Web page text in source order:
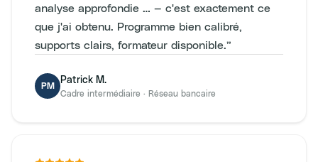
analyse approfondie … — c'est exactement ce
que j'ai obtenu. Programme bien calibré,
supports clairs, formateur disponible.”
PM
Patrick M.
Cadre intermédiaire · Réseau bancaire